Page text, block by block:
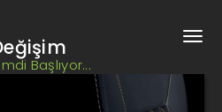
Başlıyor...